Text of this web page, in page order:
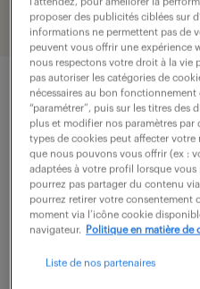
référence de l'offre :307-
description
Sous la supervision du
rattaché(e) à une
collaborateurs, vous
production des données
proposer des publicités ciblées sur
informations ne permettent pas de
peuvent vous offrir une expérience
nous respectons votre droit à la vie
pas autoriser les catégories de
nécessaires au bon
“paramétrer”, puis sur les titres des
plus et modifier nos paramètres par
types de cookies peut affecter votre
que nous pouvons vous offrir (ex :
adaptées à votre profil lorsque
pourrez pas partager du contenu
pourrez retirer votre consentement
moment via l’icône cookie
navigateur. Politique en matière de
Liste de nos partenaires